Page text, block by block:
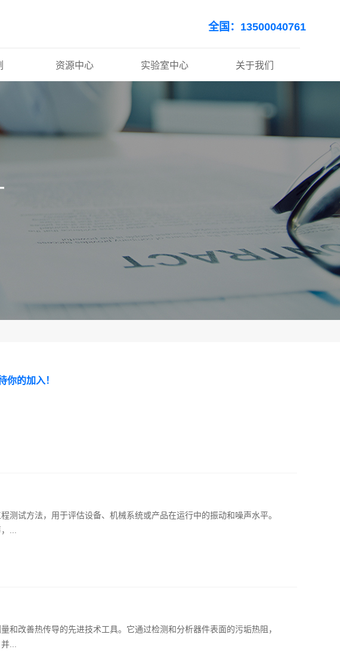
全国：13500040761
资源中心 实验室中心 关于我们
你的加入！
测试方法，用于评估设备、机械系统或产品在运行中的振动和噪声水平。
...
和改善热传导的先进技术工具。它通过检测和分析器件表面的污垢热阻，
...